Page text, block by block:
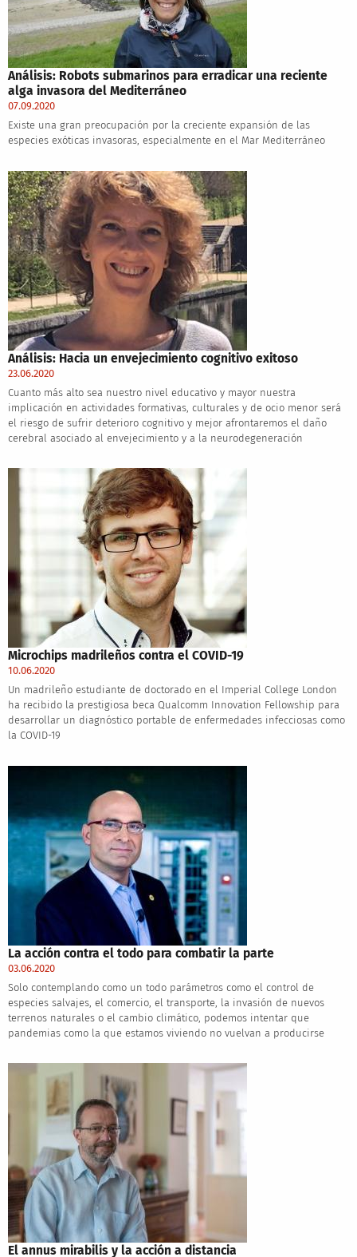
Análisis: Robots submarinos para erradicar una reciente
alga invasora del Mediterráneo
07.09.2020
Existe una gran preocupación por la creciente expansión de las
especies exóticas invasoras, especialmente en el Mar Mediterráneo
Análisis: Hacia un envejecimiento cognitivo exitoso
23.06.2020
Cuanto más alto sea nuestro nivel educativo y mayor nuestra
implicación en actividades formativas, culturales y de ocio menor será
el riesgo de sufrir deterioro cognitivo y mejor afrontaremos el daño
cerebral asociado al envejecimiento y a la neurodegeneración
Microchips madrileños contra el COVID-19
10.06.2020
Un madrileño estudiante de doctorado en el Imperial College London
ha recibido la prestigiosa beca Qualcomm Innovation Fellowship para
desarrollar un diagnóstico portable de enfermedades infecciosas como
la COVID-19
La acción contra el todo para combatir la parte
03.06.2020
Solo contemplando como un todo parámetros como el control de
especies salvajes, el comercio, el transporte, la invasión de nuevos
terrenos naturales o el cambio climático, podemos intentar que
pandemias como la que estamos viviendo no vuelvan a producirse
El annus mirabilis y la acción a distancia